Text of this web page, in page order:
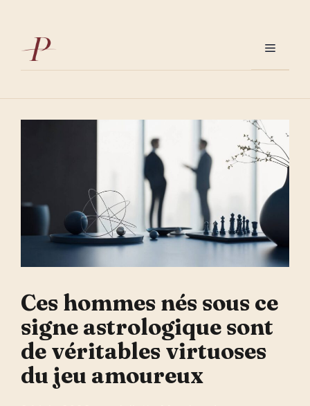
contenu
Menu
Ces hommes nés sous ce
signe astrologique sont
de véritables virtuoses
du jeu amoureux